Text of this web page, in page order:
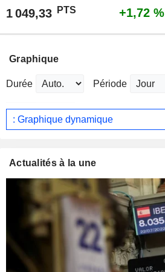
1 049,33 PTS +1,72 %
Graphique
Durée Période
: Graphique dynamique
Actualités à la une